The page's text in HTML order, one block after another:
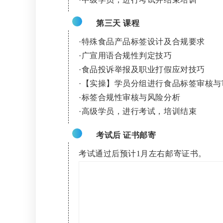
第三天 课程
·特殊食品产品标签设计及合规要求
· 广宣用语合规性判定技巧
·食品投诉举报及职业打假应对技巧
· 【实操】学员分组进行食品标签审核
·标签合规性审核与风险分析
·高级学员，进行考试，培训结束
考试后 证书邮寄
考试通过后预计1月左右邮寄证书。